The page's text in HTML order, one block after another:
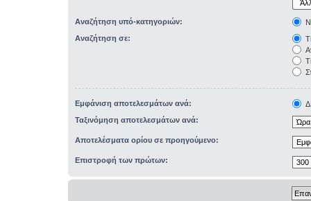
Αναζήτηση υπό-κατηγοριών:
Αναζήτηση σε:
Εμφάνιση αποτελεσμάτων ανά:
Ταξινόμηση αποτελεσμάτων ανά:
Αποτελέσματα ορίου σε προηγούμενο:
Επιστροφή των πρώτων: